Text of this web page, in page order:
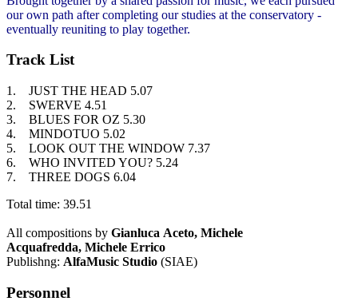
our own path after completing our studies at the conservatory -
eventually reuniting to play together.
Track List
1. JUST THE HEAD 5.07
2.
SWERVE 4.51
3.
BLUES FOR OZ 5.30
4.
MINDOTUO 5.02
5.
LOOK OUT THE WINDOW 7.37
6.
WHO INVITED YOU? 5.24
7.
THREE DOGS 6.04
Total time: 39.51
All compositions by Gianluca Aceto, Michele
Acquafredda, Michele Errico
Publishng: AlfaMusic Studio (SIAE)
Personnel